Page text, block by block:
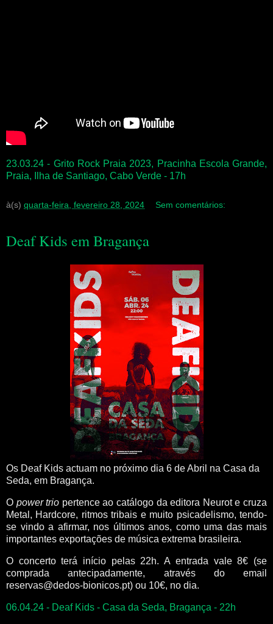
23.03.24 - Grito Rock Praia 2023, Pracinha Escola Grande,
Praia, Ilha de Santiago, Cabo Verde - 17h
à(s) quarta-feira, fevereiro 28, 2024 Sem comentários:
Deaf Kids em Bragança
Os Deaf Kids actuam no próximo dia 6 de Abril na Casa da
Seda, em Bragança.
O power trio pertence ao catálogo da editora Neurot e cruza
Metal, Hardcore, ritmos tribais e muito psicadelismo, tendo-
se vindo a afirmar, nos últimos anos, como uma das mais
importantes exportações de música extrema brasileira.
O concerto terá início pelas 22h. A entrada vale 8€ (se
comprada antecipadamente, através do email
reservas@dedos-bionicos.pt) ou 10€, no dia.
06.04.24 - Deaf Kids - Casa da Seda, Bragança - 22h